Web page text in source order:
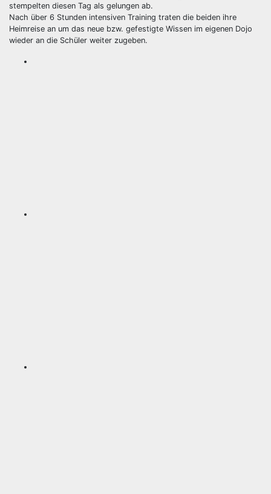
stempelten diesen Tag als gelungen ab.
Nach über 6 Stunden intensiven Training traten die beiden ihre
Heimreise an um das neue bzw. gefestigte Wissen im eigenen Dojo
wieder an die Schüler weiter zugeben.